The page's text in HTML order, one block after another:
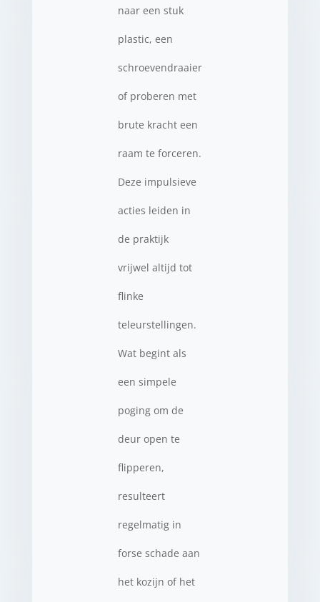
naar een stuk
plastic, een
schroevendraaier
of proberen met
brute kracht een
raam te forceren.
Deze impulsieve
acties leiden in
de praktijk
vrijwel altijd tot
flinke
teleurstellingen.
Wat begint als
een simpele
poging om de
deur open te
flipperen,
resulteert
regelmatig in
forse schade aan
het kozijn of het